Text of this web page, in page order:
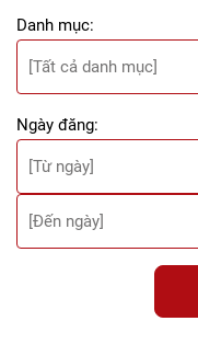
Danh mục:
Ngày đăng: